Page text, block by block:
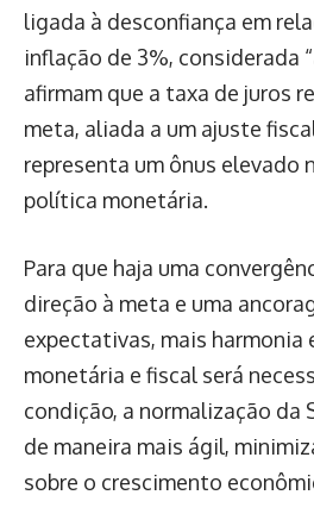
ligada à desconfiança em
inflação de 3%, considerada
afirmam que a taxa de juros
meta, aliada a um ajuste
representa um ônus elevado
política monetária.
Para que haja uma
direção à meta e uma
expectativas, mais harmonia
monetária e fiscal será
condição, a normalização da
de maneira mais ágil,
sobre o crescimento